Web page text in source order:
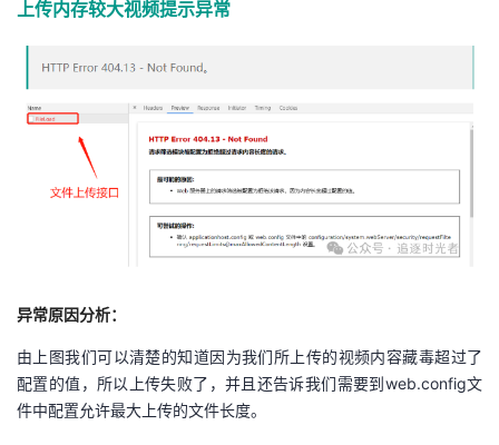
子
直
的
动
我
关
注
的
开
发
我
的
Programs
我
的
上传内存较大视频提示异常
异常原因分析：
由上图我们可以清楚的知道因为我们所上传的视频内容藏毒超过了
配置的值，所以上传失败了，并且还告诉我们需要到web.config文
件中配置允许最大上传的文件长度。